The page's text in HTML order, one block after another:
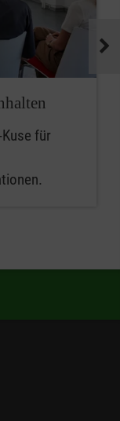
für